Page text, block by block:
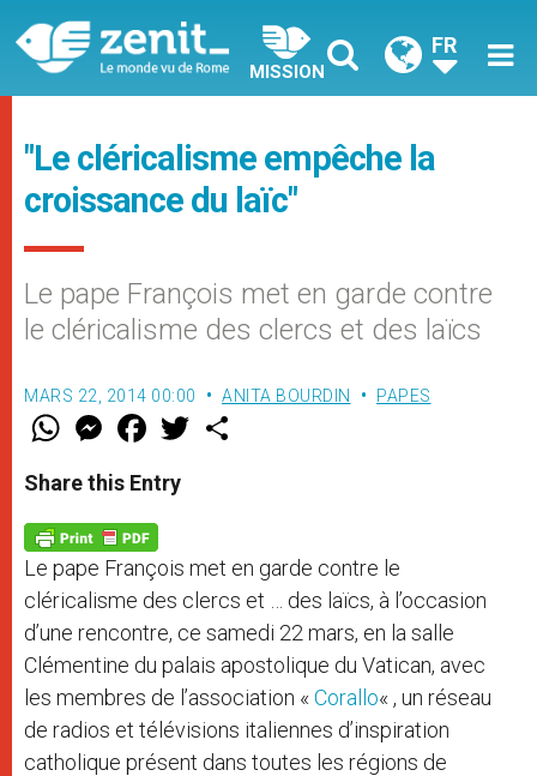
MISSION
FR
"Le cléricalisme empêche la
croissance du laïc"
Le pape François met en garde contre
le cléricalisme des clercs et des laïcs
MARS 22, 2014 00:00 ANITA BOURDIN PAPES
W
t
s
p
p
M
e
s
e
g
e
r
F
a
e
b
o
k
w
Share this Entry
Le pape François met en garde contre le
cléricalisme des clercs et … des laïcs, à l’occasion
d’une rencontre, ce samedi 22 mars, en la salle
Clémentine du palais apostolique du Vatican, avec
les membres de l’association « Corallo« , un réseau
de radios et télévisions italiennes d’inspiration
catholique présent dans toutes les régions de